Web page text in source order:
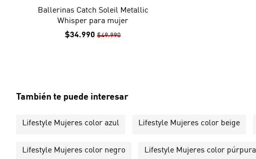
Ballerinas Catch Soleil Metallic
Whisper para mujer
$34.990 $49.990
También te puede interesar
Lifestyle Mujeres color azul Lifestyle Mujeres color beige
Lifestyle Mujeres color negro Lifestyle Mujeres color púrpura